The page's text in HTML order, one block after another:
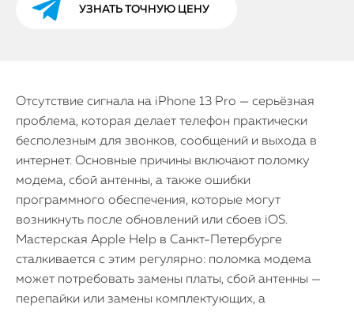
УЗНАТЬ ТОЧНУЮ ЦЕНУ
Отсутствие сигнала на iPhone 13 Pro — серьёзная
проблема, которая делает телефон практически
бесполезным для звонков, сообщений и выхода в
интернет. Основные причины включают поломку
модема, сбой антенны, а также ошибки
программного обеспечения, которые могут
возникнуть после обновлений или сбоев iOS.
Мастерская Apple Help в Санкт-Петербурге
сталкивается с этим регулярно: поломка модема
может потребовать замены платы, сбой антенны —
перепайки или замены комплектующих, а